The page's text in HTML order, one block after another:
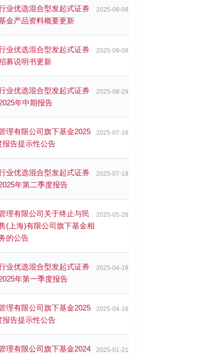
业优选混合型发起式证券
金产品资料概要更新
2025-09-08
业优选混合型发起式证券
募说明书更新
2025-09-08
业优选混合型发起式证券
年中期报告
2025-08-29
理有限公司旗下基金2025
报告提示性公告
2025-07-18
业优选混合型发起式证券
年第二季度报告
2025-07-18
理有限公司关于终止与民
(上海)有限公司旗下基金相
的公告
2025-05-28
业优选混合型发起式证券
年第一季度报告
2025-04-18
理有限公司旗下基金2025
报告提示性公告
2025-04-18
理有限公司旗下基金2024
2025-01-21